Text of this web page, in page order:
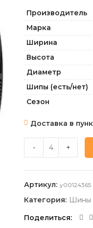
Производитель
Марка
Ширина
Высота
Диаметр
Шипы (есть/нет)
Сезон
Доставка в
CONTINENTAL
- +
Артикул: y00124365
Категория: Шины
Поделиться